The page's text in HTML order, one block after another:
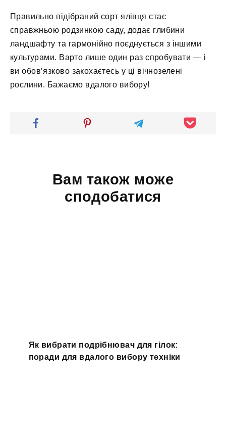
Правильно підібраний сорт ялівця стає
справжньою родзинкою саду, додає глибини
ландшафту та гармонійно поєднується з іншими
культурами. Варто лише один раз спробувати — і
ви обов’язково закохаєтесь у ці вічнозелені
рослини. Бажаємо вдалого вибору!
Вам також може
сподобатися
Як вибрати подрібнювач для гілок:
поради для вдалого вибору техніки